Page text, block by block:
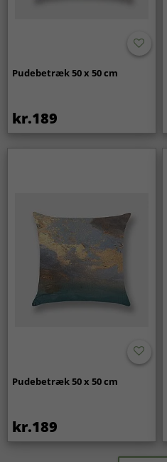
Pudebetræk 50 x 50 cm
kr.189
Pudebetræk 50 x 50 cm
kr.189